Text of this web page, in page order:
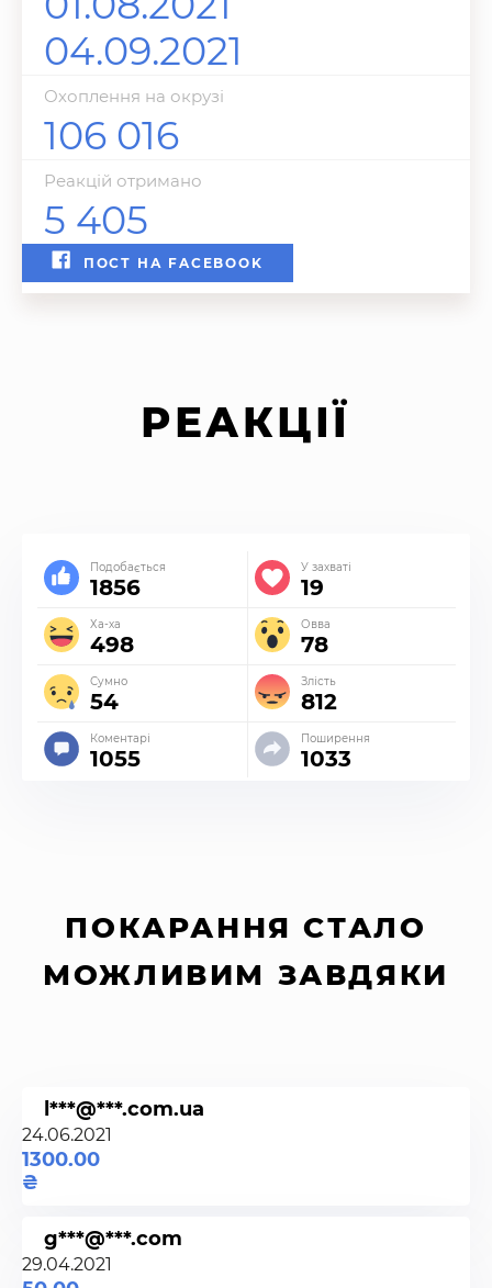
04.09.2021
Охоплення на окрузі
106 016
Реакцій отримано
5 405
ПОСТ НА FACEBOOK
РЕАКЦІЇ
Подобається
1856
У захваті
19
Ха-ха
498
Овва
78
Сумно
54
Злість
812
Коментарі
1055
Поширення
1033
ПОКАРАННЯ СТАЛО
МОЖЛИВИМ ЗАВДЯКИ
l***@***.com.ua
24.06.2021
1300.00
g***@***.com
29.04.2021